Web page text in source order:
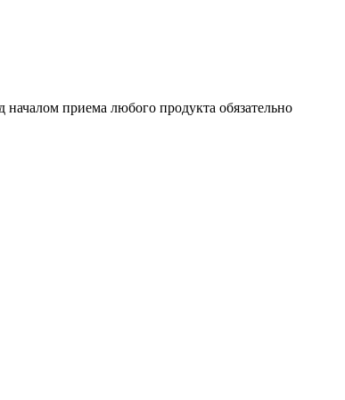
приема любого продукта обязательно